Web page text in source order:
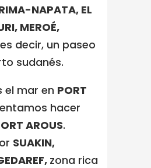
NAPATA, EL
MEROÉ,
decir, un paseo
sudanés.
el mar en PORT
hacer
AROUS.
SUAKIN,
zona rica